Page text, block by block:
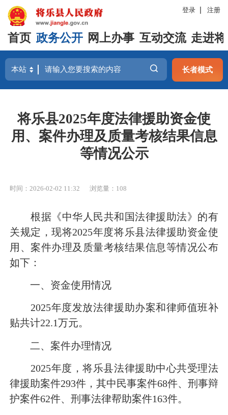
登录 注册
首页 政务公开 网上办事 互动交流 走进
长者模式
将乐县2025年度法律援助资金使
用、案件办理及质量考核结果信息
等情况公示
时间：2026-02-02 11:32 浏览量：108
根据《中华人民共和国法律援助法》的有
关规定，现将2025年度将乐县法律援助资金使
用、案件办理及质量考核结果信息等情况公布
如下：
一、资金使用情况
2025年度发放法律援助办案和律师值班补
贴共计22.1万元。
二、案件办理情况
2025年度，将乐县法律援助中心共受理法
律援助案件293件，其中民事案件68件、刑事辩
护案件62件、刑事法律帮助案件163件。